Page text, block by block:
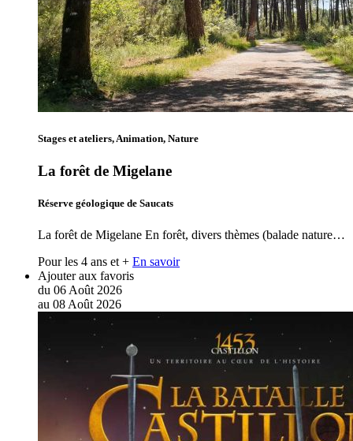
Stages et ateliers, Animation, Nature
La forêt de Migelane
Réserve géologique de Saucats
La forêt de Migelane En forêt, divers thèmes (balade nature…
Pour les 4 ans et + En savoir
Ajouter aux favoris
du 06 Août 2026
au 08 Août 2026